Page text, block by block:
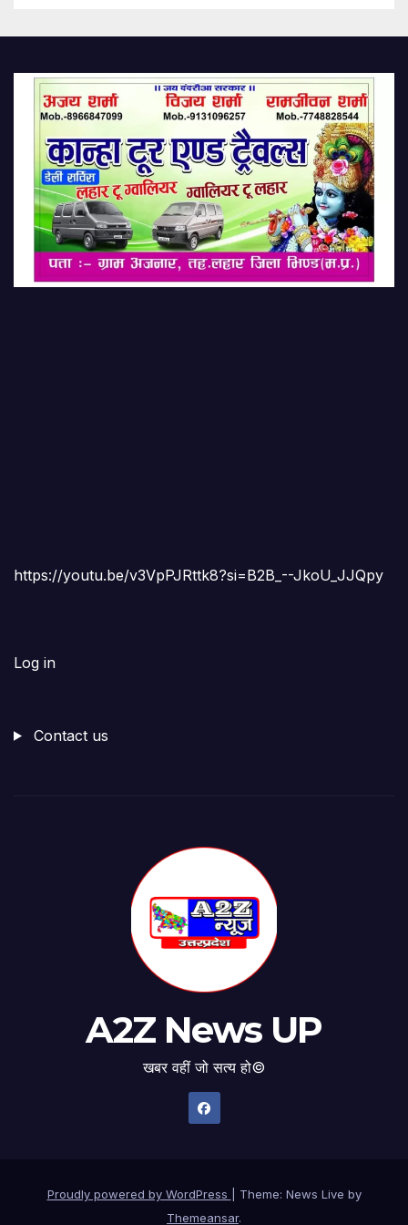
https://youtu.be/v3VpPJRttk8?si=B2B_--JkoU_JJQpy
Log in
Contact us
A2Z News UP
खबर वहीं जो सत्य हो©
Proudly powered by WordPress
Theme: News Live by
Themeansar.